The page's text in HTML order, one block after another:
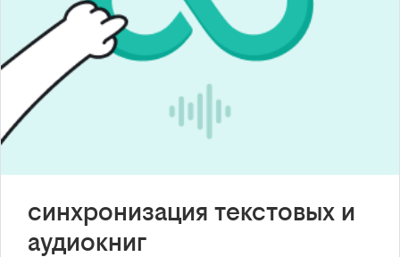
синхронизация текстовых и
аудиокниг